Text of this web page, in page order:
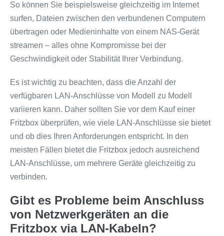
So können Sie beispielsweise gleichzeitig im Internet
surfen, Dateien zwischen den verbundenen Computern
übertragen oder Medieninhalte von einem NAS-Gerät
streamen – alles ohne Kompromisse bei der
Geschwindigkeit oder Stabilität Ihrer Verbindung.
Es ist wichtig zu beachten, dass die Anzahl der
verfügbaren LAN-Anschlüsse von Modell zu Modell
variieren kann. Daher sollten Sie vor dem Kauf einer
Fritzbox überprüfen, wie viele LAN-Anschlüsse sie bietet
und ob dies Ihren Anforderungen entspricht. In den
meisten Fällen bietet die Fritzbox jedoch ausreichend
LAN-Anschlüsse, um mehrere Geräte gleichzeitig zu
verbinden.
Gibt es Probleme beim Anschluss
von Netzwerkgeräten an die
Fritzbox via LAN-Kabeln?